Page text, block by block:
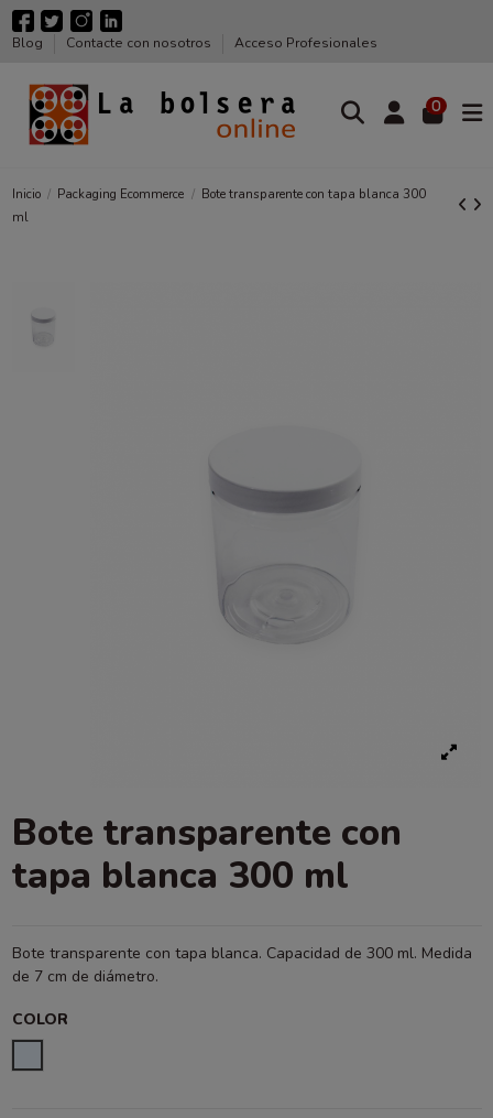
Blog Contacte con nosotros Acceso Profesionales
0
Inicio Packaging Ecommerce
Bote transparente con tapa blanca 300
ml
Bote transparente con
tapa blanca 300 ml
Bote transparente con tapa blanca. Capacidad de 300 ml. Medida
de 7 cm de diámetro.
COLOR